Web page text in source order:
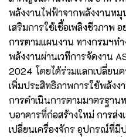
พลังงานไฟฟ้าจากพลังงานห
เสริมการใช้เชื้อเพลิงชีวภาพ
การตามแผนงาน ทางกรมฯท
พลังงานผ่านเวทีการจัดงาน
2024 โดยได้ร่วมแลกเปลี่ยน
เพิ่มประสิทธิภาพการใช้พลัง
การดำเนินการตามมาตรฐา
บอาคารที่ก่อสร้างใหม่ การส่
เปลี่ยนเครื่องจักร อุปกรณ์ที่มี